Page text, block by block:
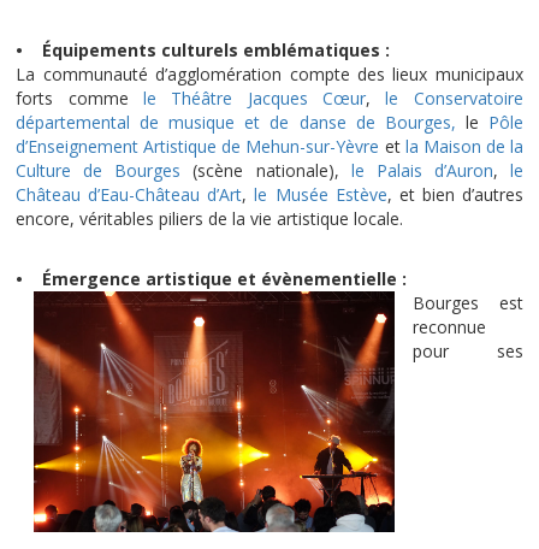
• Équipements culturels emblématiques :
La communauté d’agglomération compte des lieux municipaux
forts comme le Théâtre Jacques Cœur, le Conservatoire
départemental de musique et de danse de Bourges, le Pôle
d’Enseignement Artistique de Mehun-sur-Yèvre etla Maison de la
Culture de Bourges (scène nationale), le Palais d’Auron, le
Château d’Eau-Château d’Art, le Musée Estève, et bien d’autres
encore, véritables piliers de la vie artistique locale.
• Émergence artistique et évènementielle :
Bourges est
reconnue
pour ses